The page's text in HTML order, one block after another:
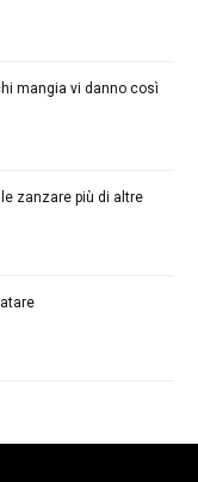
mangia vi danno così
zanzare più di altre